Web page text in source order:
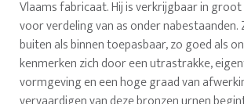
Vlaams fabricaat. Hij is verkrijgbaar in
voor verdeling van as onder nabestaanden.
buiten als binnen toepasbaar, zo goed als
kenmerken zich door een utrastrakke,
vormgeving en een hoge graad van